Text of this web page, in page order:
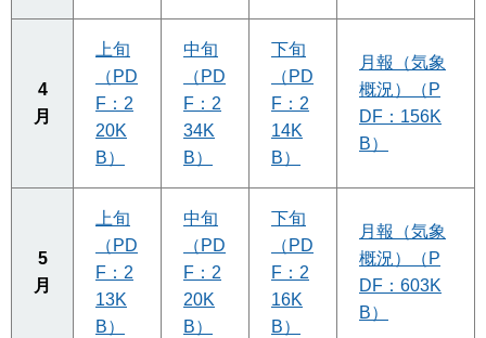
4
月
上旬
（PD
F：2
20K
B）
中旬
（PD
F：2
34K
B）
下旬
（PD
F：2
14K
B）
月報（気象
概況）（P
DF：156K
B）
5
月
上旬
（PD
F：2
13K
B）
中旬
（PD
F：2
20K
B）
下旬
（PD
F：2
16K
B）
月報（気象
概況）（P
DF：603K
B）